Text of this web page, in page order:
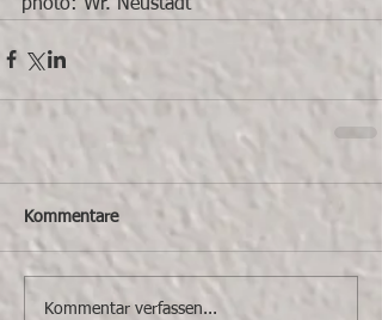
photo: Wr. Neustadt
Kommentare
Kommentar verfassen...